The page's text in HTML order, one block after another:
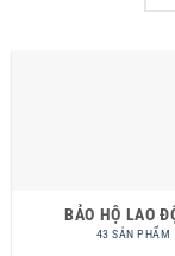
BẢO HỘ LAO
43 SẢN PHẨM